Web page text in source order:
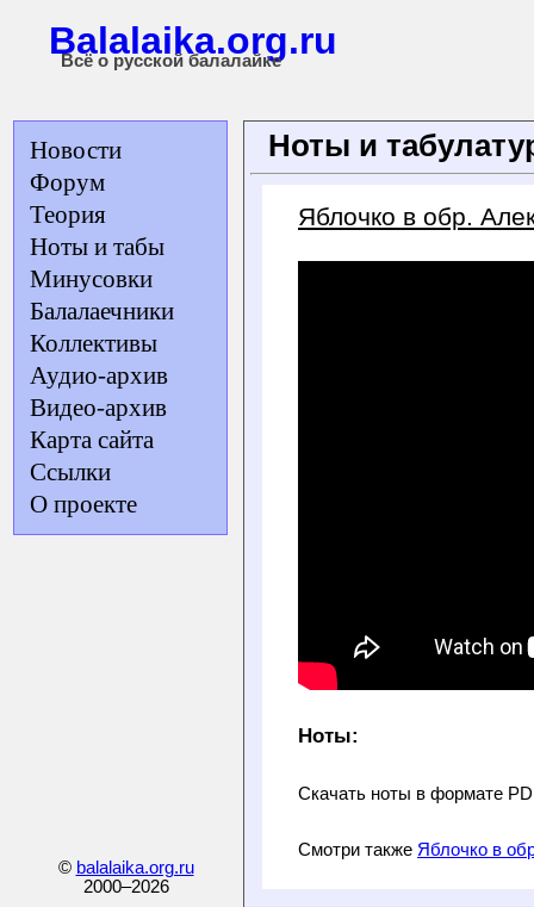
Balalaika.org.ru
Всё о русской балалайке
Новости
Форум
Теория
Ноты и табы
Минусовки
Балалаечники
Коллективы
Аудио-архив
Видео-архив
Карта сайта
Ссылки
О проекте
Ноты и
Яблочко в обр.
Ноты:
Скачать ноты в формате
Смотри также Яблочко в
© balalaika.org.ru
2000–2026